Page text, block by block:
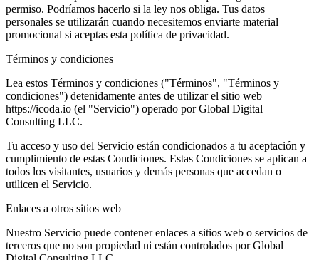
permiso. Podríamos hacerlo si la ley nos obliga. Tus datos
personales se utilizarán cuando necesitemos enviarte material
promocional si aceptas esta política de privacidad.
Términos y condiciones
Lea estos Términos y condiciones ("Términos", "Términos y
condiciones") detenidamente antes de utilizar el sitio web
https://icoda.io (el "Servicio") operado por Global Digital
Consulting LLC.
Tu acceso y uso del Servicio están condicionados a tu aceptación y
cumplimiento de estas Condiciones. Estas Condiciones se aplican a
todos los visitantes, usuarios y demás personas que accedan o
utilicen el Servicio.
Enlaces a otros sitios web
Nuestro Servicio puede contener enlaces a sitios web o servicios de
terceros que no son propiedad ni están controlados por Global